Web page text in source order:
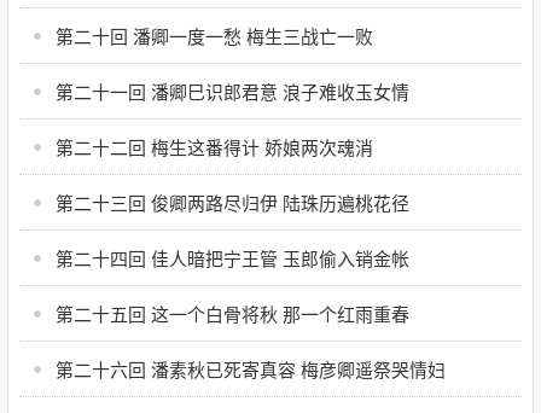
第二十回 潘卿一度一愁 梅生三战亡一败
第二十一回 潘卿巳识郎君意 浪子难收玉女情
第二十二回 梅生这番得计 娇娘两次魂消
第二十三回 俊卿两路尽归伊 陆珠历遍桃花径
第二十四回 佳人暗把宁王管 玉郎偷入销金帐
第二十五回 这一个白骨将秋 那一个红雨重春
第二十六回 潘素秋已死寄真容 梅彦卿遥祭哭情妇